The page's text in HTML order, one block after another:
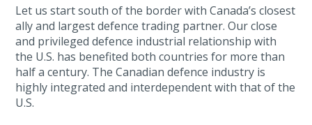
Let us start south of the border with Canada’s closest
ally and largest defence trading partner. Our close
and privileged defence industrial relationship with
the U.S. has benefited both countries for more than
half a century. The Canadian defence industry is
highly integrated and interdependent with that of the
U.S.